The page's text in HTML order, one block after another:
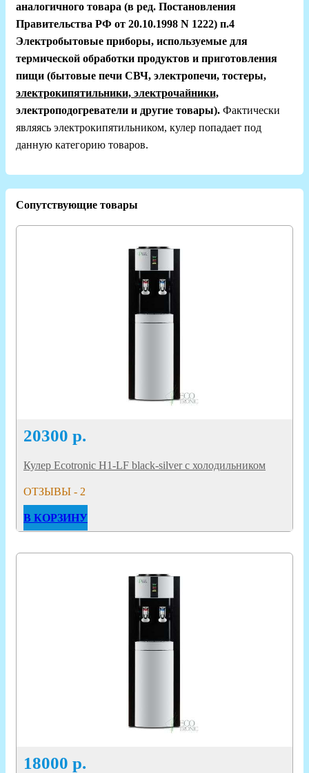
аналогичного товара (в ред. Постановления
Правительства РФ от 20.10.1998 N 1222) п.4
Электробытовые приборы, используемые для
термической обработки продуктов и приготовления
пищи (бытовые печи СВЧ, электропечи, тостеры,
электрокипятильники, электрочайники,
электроподогреватели и другие товары). Фактически
являясь электрокипятильником, кулер попадает под
данную категорию товаров.
Сопутствующие товары
20300 р.
Кулер Ecotronic H1-LF black-silver c холодильником
ОТЗЫВЫ - 2
В КОРЗИНУ
18000 р.